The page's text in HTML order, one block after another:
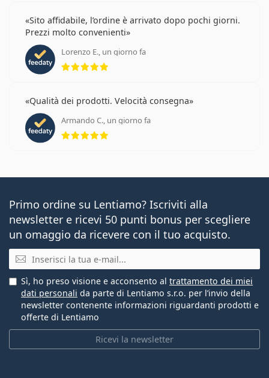
Sito affidabile, l’ordine è arrivato dopo pochi giorni.
Prezzi molto convenienti
Lorenzo E., un giorno fa
valutazione 5 di 5
Qualità dei prodotti. Velocità consegna
Armando C., un giorno fa
valutazione 5 di 5
Primo ordine su Lentiamo? Iscriviti alla
newsletter e ricevi 50 punti bonus per scegliere
un omaggio da ricevere con il tuo acquisto.
E-mail
Ricevi la newsletter
Sì, ho preso visione e acconsento al trattamento dei miei
dati personali da parte di Lentiamo s.r.o. per l’invio della
newsletter contenente informazioni riguardanti prodotti e
offerte di Lentiamo